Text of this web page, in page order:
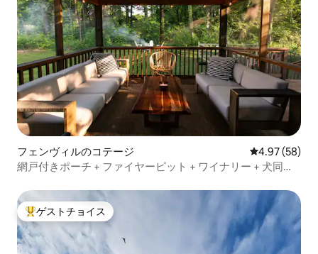
フェンヴィルのコテージ レビュー58
4.97 (58)
網戸付きポーチ + ファイヤーピット + ワイナリー + 犬同伴
大好評のゲストチョイスです。
ゲストチョイス